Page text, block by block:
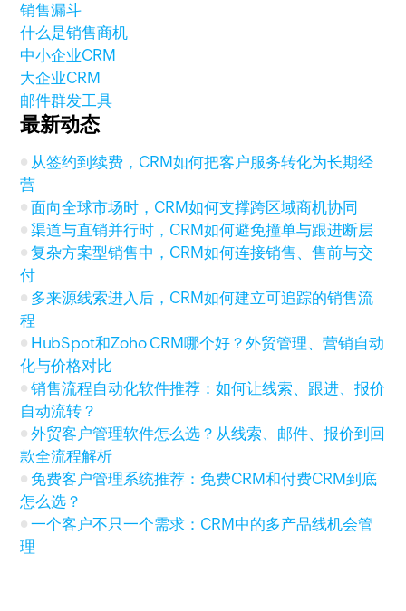
销售漏斗
什么是销售商机
中小企业CRM
大企业CRM
邮件群发工具
最新动态
从签约到续费，CRM如何把客户服务转化为长期经
营
面向全球市场时，CRM如何支撑跨区域商机协同
渠道与直销并行时，CRM如何避免撞单与跟进断层
复杂方案型销售中，CRM如何连接销售、售前与交
付
多来源线索进入后，CRM如何建立可追踪的销售流
程
HubSpot和Zoho CRM哪个好？外贸管理、营销自动
化与价格对比
销售流程自动化软件推荐：如何让线索、跟进、报价
自动流转？
外贸客户管理软件怎么选？从线索、邮件、报价到回
款全流程解析
免费客户管理系统推荐：免费CRM和付费CRM到底
怎么选？
一个客户不只一个需求：CRM中的多产品线机会管
理